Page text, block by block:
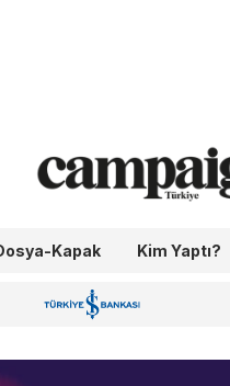
Kapak Kim Yaptı?
İş Bankası 100.Yıl